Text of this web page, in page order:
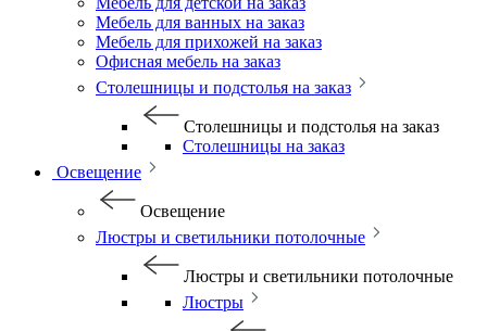
Мебель для ванных на заказ
Мебель для прихожей на заказ
Офисная мебель на заказ
Столешницы и подстолья на заказ
Столешницы и подстолья на заказ
Столешницы на заказ
Освещение
Освещение
Люстры и светильники потолочные
Люстры и светильники потолочные
Люстры